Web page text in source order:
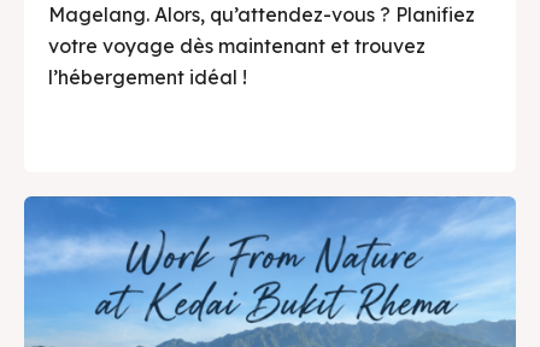
Magelang. Alors, qu’attendez-vous ? Planifiez
votre voyage dès maintenant et trouvez
l’hébergement idéal !